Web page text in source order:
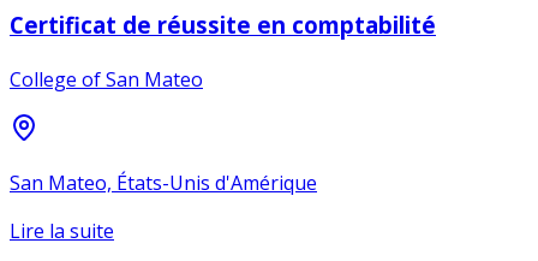
Certificat de réussite en comptabilité
College of San Mateo
San Mateo, États-Unis d'Amérique
Lire la suite